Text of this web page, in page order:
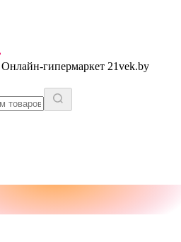
Онлайн-гипермаркет 21vek.by